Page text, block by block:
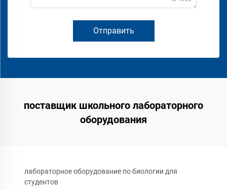
Отправить
поставщик школьного лабораторного
оборудования
лабораторное оборудование по биологии для
студентов